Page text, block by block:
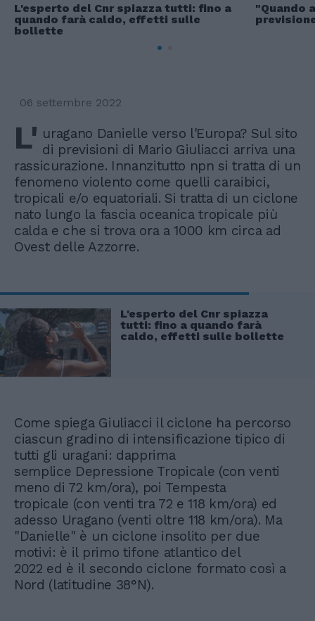
L'esperto del Cnr spiazza tutti: fino a
quando farà caldo, effetti sulle
bollette
"Quando
06 settembre 2022
L' uragano Danielle verso l'Europa? Sul sito
di previsioni di Mario Giuliacci arriva una
rassicurazione. Innanzitutto npn si tratta di un
fenomeno violento come quelli caraibici,
tropicali e/o equatoriali. Si tratta di un ciclone
nato lungo la fascia oceanica tropicale più
calda e che si trova ora a 1000 km circa ad
Ovest delle Azzorre.
L'esperto del Cnr spiazza
tutti: fino a quando farà
caldo, effetti sulle bollette
Come spiega Giuliacci il ciclone ha percorso
ciascun gradino di intensificazione tipico di
tutti gli uragani: dapprima
semplice Depressione Tropicale (con venti
meno di 72 km/ora), poi Tempesta
tropicale (con venti tra 72 e 118 km/ora) ed
adesso Uragano (venti oltre 118 km/ora). Ma
"Danielle" è un ciclone insolito per due
motivi: è il primo tifone atlantico del
2022 ed è il secondo ciclone formato così a
Nord (latitudine 38°N).